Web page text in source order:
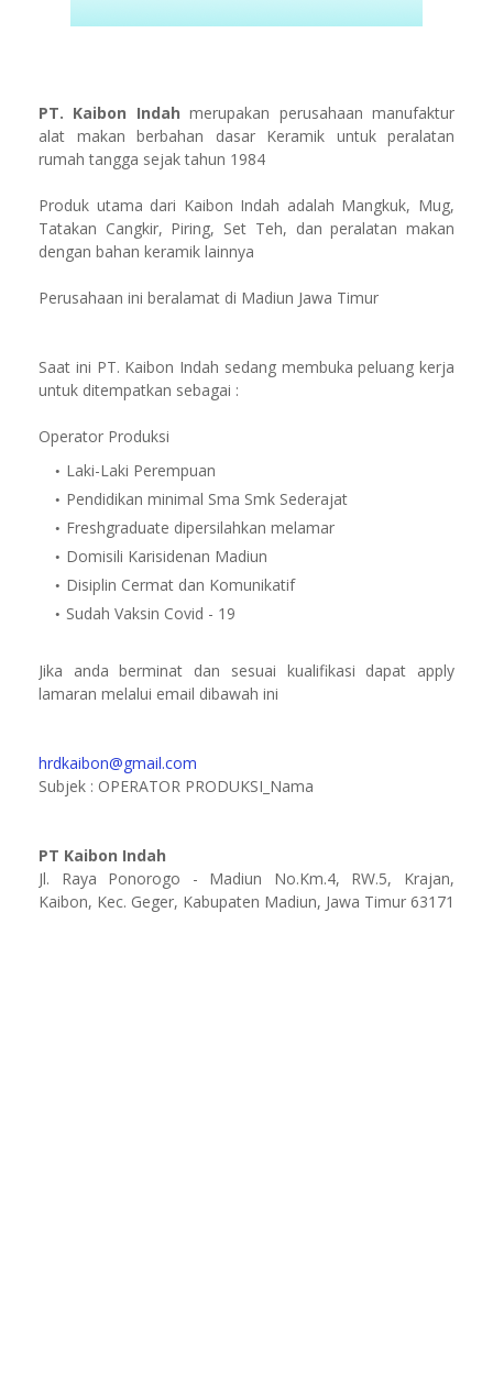
PT. Kaibon Indah merupakan perusahaan manufaktur
alat makan berbahan dasar Keramik untuk peralatan
rumah tangga sejak tahun 1984
Produk utama dari Kaibon Indah adalah Mangkuk, Mug,
Tatakan Cangkir, Piring, Set Teh, dan peralatan makan
dengan bahan keramik lainnya
Perusahaan ini beralamat di Madiun Jawa Timur
Saat ini PT. Kaibon Indah sedang membuka peluang kerja
untuk ditempatkan sebagai :
Operator Produksi
Laki-Laki Perempuan
Pendidikan minimal Sma Smk Sederajat
Freshgraduate dipersilahkan melamar
Domisili Karisidenan Madiun
Disiplin Cermat dan Komunikatif
Sudah Vaksin Covid - 19
Jika anda berminat dan sesuai kualifikasi dapat apply
lamaran melalui email dibawah ini
hrdkaibon@gmail.com
Subjek : OPERATOR PRODUKSI_Nama
PT Kaibon Indah
Jl. Raya Ponorogo - Madiun No.Km.4, RW.5, Krajan,
Kaibon, Kec. Geger, Kabupaten Madiun, Jawa Timur 63171